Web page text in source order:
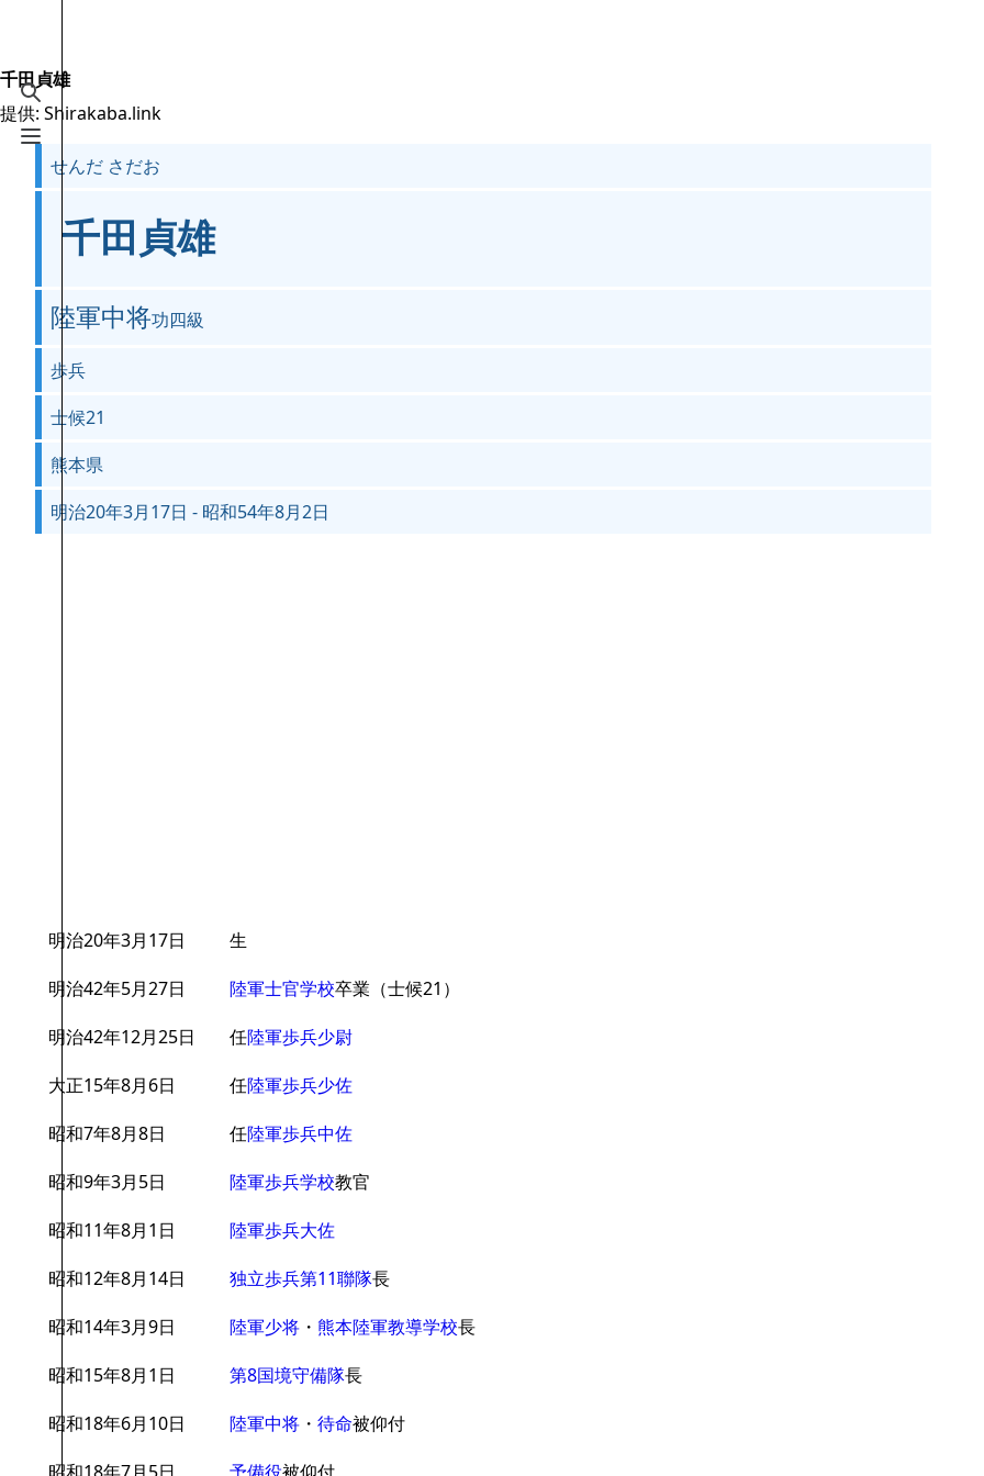
検索を切り替える
メニューを切り替える
メインページ
最近の更新
おまかせ表示
特別ページ
千田貞雄
提供: Shirakaba.link
せんだ さだお
千田貞雄
陸軍中将功四級
歩兵
士候21
熊本県
明治20年3月17日 - 昭和54年8月2日
明治20年3月17日
生
明治42年5月27日
陸軍士官学校卒業（士候21）
明治42年12月25日
任陸軍歩兵少尉
大正15年8月6日
任陸軍歩兵少佐
昭和7年8月8日
任陸軍歩兵中佐
昭和9年3月5日
陸軍歩兵学校教官
昭和11年8月1日
陸軍歩兵大佐
昭和12年8月14日
独立歩兵第11聯隊長
昭和14年3月9日
陸軍少将 ・ 熊本陸軍教導学校長
昭和15年8月1日
第8国境守備隊長
昭和18年6月10日
陸軍中将 ・ 待命被仰付